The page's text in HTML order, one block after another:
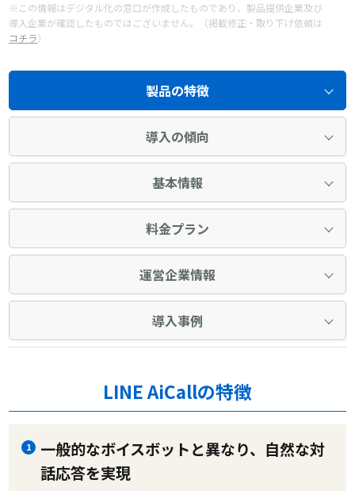
※この情報はデジタル化の窓口が作成したものであり、製品提供企業及び
導入企業が確認したものではございません。（掲載修正・取り下げ依頼は
コチラ）
製品の特徴
導入の傾向
基本情報
料金プラン
運営企業情報
導入事例
LINE AiCallの特徴
1
一般的なボイスボットと異なり、自然な対
話応答を実現